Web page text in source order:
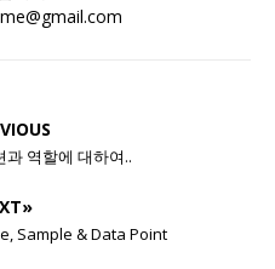
역할에 대하여..
Sample & Data Point